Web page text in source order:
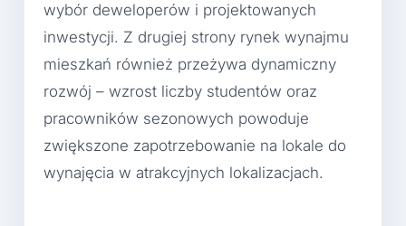
wybór deweloperów i projektowanych
inwestycji. Z drugiej strony rynek wynajmu
mieszkań również przeżywa dynamiczny
rozwój – wzrost liczby studentów oraz
pracowników sezonowych powoduje
zwiększone zapotrzebowanie na lokale do
wynajęcia w atrakcyjnych lokalizacjach.